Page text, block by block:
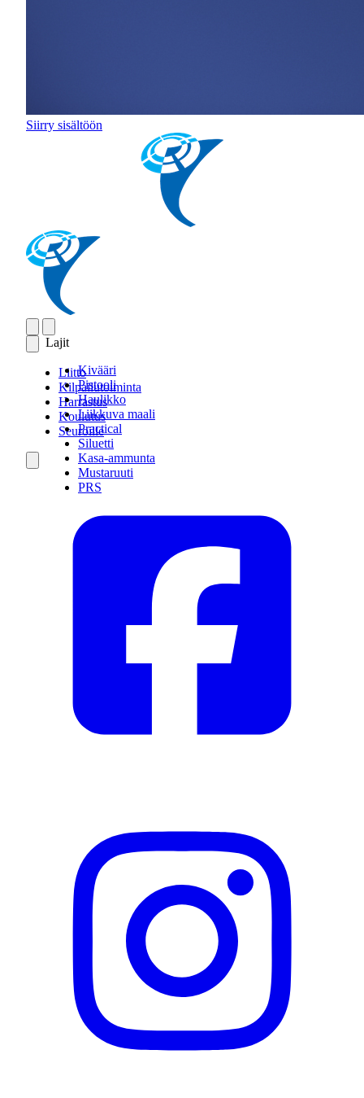
Siirry sisältöön
Lajit
Kivääri
Pistooli
Haulikko
Liikkuva maali
Practical
Siluetti
Kasa-ammunta
Mustaruuti
PRS
Liitto
Kilpailutoiminta
Harrastus
Koulutus
Seuroille